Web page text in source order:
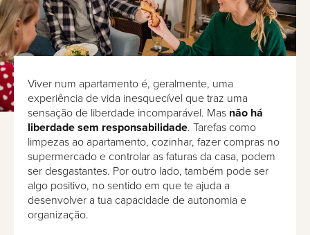
Viver num apartamento é, geralmente, uma
experiência de vida inesquecível que traz uma
sensação de liberdade incomparável. Mas não há
liberdade sem responsabilidade. Tarefas como
limpezas ao apartamento, cozinhar, fazer compras no
supermercado e controlar as faturas da casa, podem
ser desgastantes. Por outro lado, também pode ser
algo positivo, no sentido em que te ajuda a
desenvolver a tua capacidade de autonomia e
organização.